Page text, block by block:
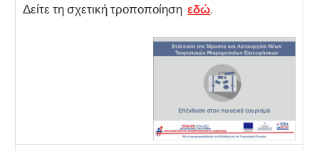
Δείτε τη σχετική τροποποίησηεδώ.